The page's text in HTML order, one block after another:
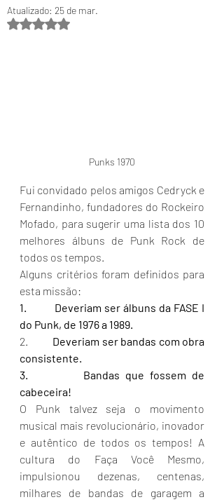
Atualizado: 25 de mar.
Avaliado com NaN de 5 estrelas.
Punks 1970
Fui convidado pelos amigos Cedryck e
Fernandinho, fundadores do Rockeiro
Mofado, para sugerir uma lista dos 10
melhores álbuns de Punk Rock de
todos os tempos.
Alguns critérios foram definidos para
esta missão:
1.          Deveriam ser álbuns da FASE I
do Punk, de 1976 a 1989.
2.
Deveriam ser bandas com obra
consistente.
3.          Bandas que fossem de
cabeceira!
O Punk talvez seja o movimento
musical mais revolucionário, inovador
e autêntico de todos os tempos! A
cultura do Faça Você Mesmo,
impulsionou dezenas, centenas,
milhares de bandas de garagem a